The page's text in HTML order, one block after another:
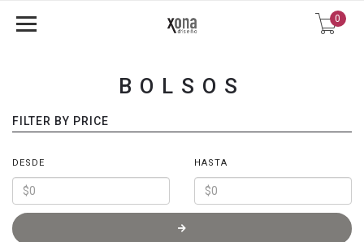
0
BOLSOS
FILTER BY PRICE
DESDE HASTA